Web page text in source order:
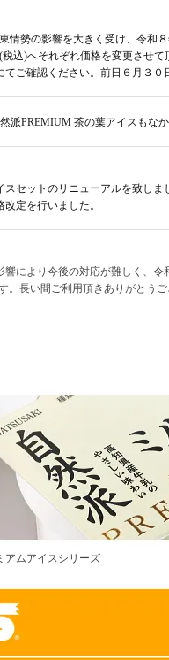
勢の影響を大きく受け、令和
込)へそれぞれ価格を変更させ
ご確認ください。前日６月３
派PREMIUM 茶の葉アイスもな
セットのリニューアルを致し
定を行いました。
により今後の対応が難しく、
。長い間ご利用頂きありがとうご
アムアイスシリーズ